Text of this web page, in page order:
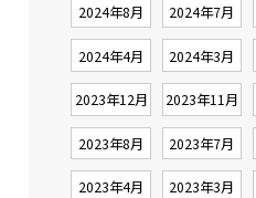
2024年8月 2024年7月
2024年4月 2024年3月
2023年12月 2023年11月
2023年8月 2023年7月
2023年4月 2023年3月